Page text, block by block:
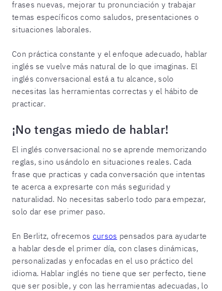
frases nuevas, mejorar tu pronunciación y trabajar
temas específicos como saludos, presentaciones o
situaciones laborales.
Con práctica constante y el enfoque adecuado, hablar
inglés se vuelve más natural de lo que imaginas. El
inglés conversacional está a tu alcance, solo
necesitas las herramientas correctas y el hábito de
practicar.
¡No tengas miedo de hablar!
El inglés conversacional no se aprende memorizando
reglas, sino usándolo en situaciones reales. Cada
frase que practicas y cada conversación que intentas
te acerca a expresarte con más seguridad y
naturalidad. No necesitas saberlo todo para empezar,
solo dar ese primer paso.
En Berlitz, ofrecemos cursos pensados para ayudarte
a hablar desde el primer día, con clases dinámicas,
personalizadas y enfocadas en el uso práctico del
idioma. Hablar inglés no tiene que ser perfecto, tiene
que ser posible, y con las herramientas adecuadas, lo